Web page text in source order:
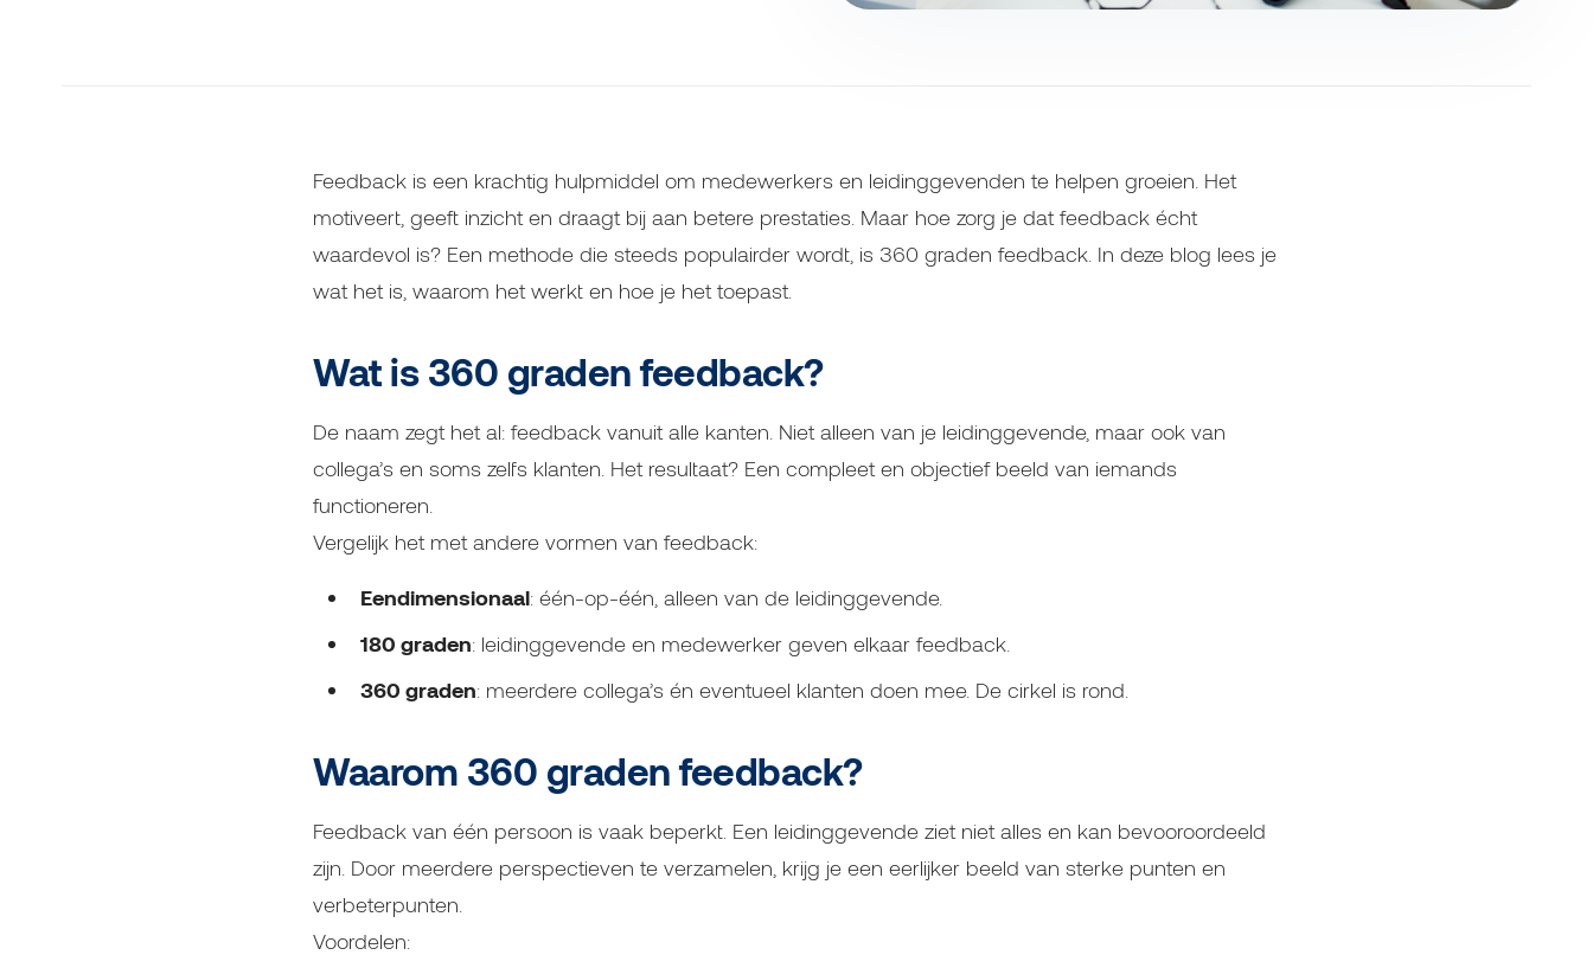
Feedback is een krachtig hulpmiddel om medewerkers en leidinggevenden te helpen groeien. Het
motiveert, geeft inzicht en draagt bij aan betere prestaties. Maar hoe zorg je dat feedback écht
waardevol is? Een methode die steeds populairder wordt, is 360 graden feedback. In deze blog lees je
wat het is, waarom het werkt en hoe je het toepast.
Wat is 360 graden feedback?
De naam zegt het al: feedback vanuit alle kanten. Niet alleen van je leidinggevende, maar ook van
collega’s en soms zelfs klanten. Het resultaat? Een compleet en objectief beeld van iemands
functioneren.
Vergelijk het met andere vormen van feedback:
Eendimensionaal: één-op-één, alleen van de leidinggevende.
180 graden: leidinggevende en medewerker geven elkaar feedback.
360 graden: meerdere collega’s én eventueel klanten doen mee. De cirkel is rond.
Waarom 360 graden feedback?
Feedback van één persoon is vaak beperkt. Een leidinggevende ziet niet alles en kan bevooroordeeld
zijn. Door meerdere perspectieven te verzamelen, krijg je een eerlijker beeld van sterke punten en
verbeterpunten.
Voordelen: